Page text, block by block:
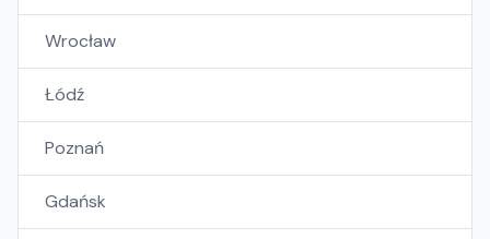
Wrocław
Łódź
Poznań
Gdańsk